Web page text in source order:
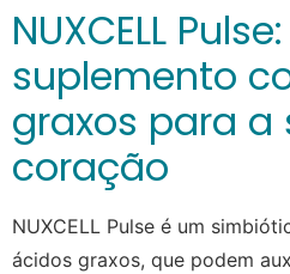
NUXCELL
suplemento
graxos para a
coração
NUXCELL Pulse é um
ácidos graxos, que podem